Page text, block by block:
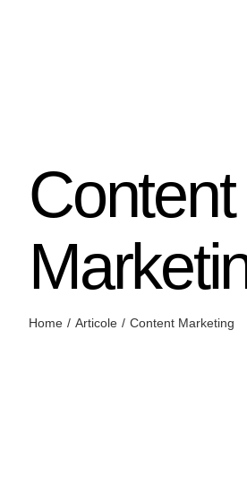
Content
Home Articole Content Marketing